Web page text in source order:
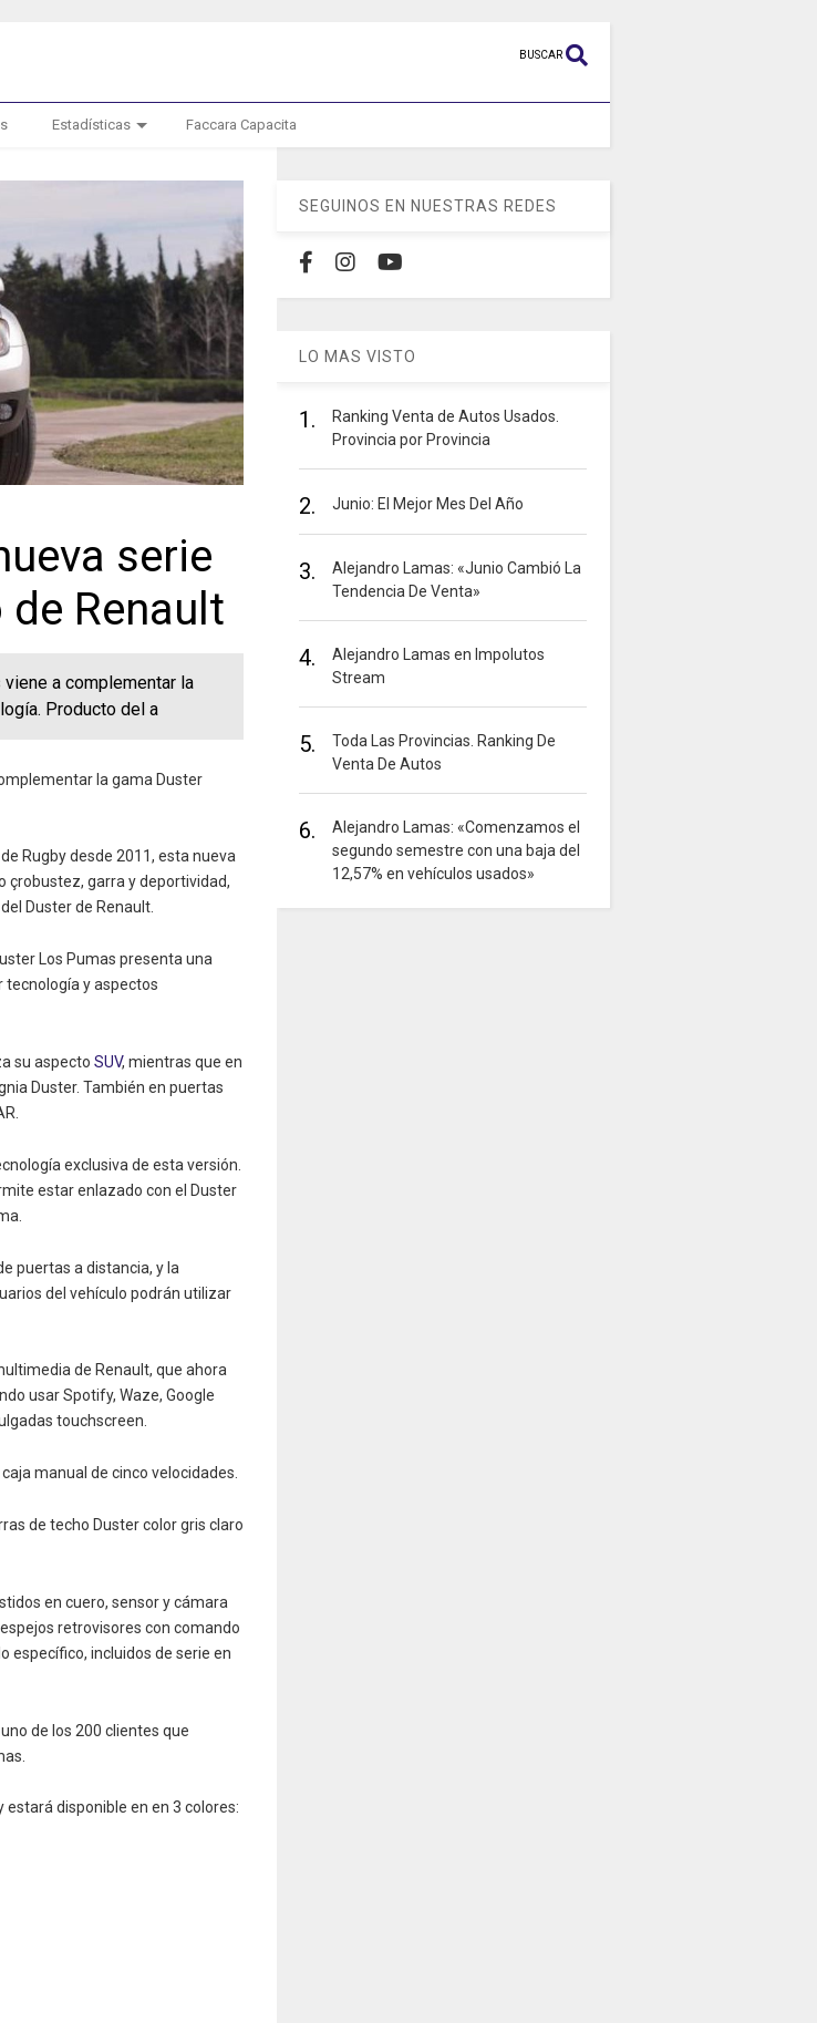
BUSCAR
Estadísticas Faccara Capacita
serie
de Renault
a complementar la
Producto del a
la gama Duster
Rugby desde 2011, esta nueva
çrobustez, garra y deportividad,
Duster de Renault.
Los Pumas presenta una
tecnología y aspectos
su aspecto SUV, mientras que en
Duster. También en puertas
exclusiva de esta versión.
estar enlazado con el Duster
puertas a distancia, y la
del vehículo podrán utilizar
de Renault, que ahora
usar Spotify, Waze, Google
touchscreen.
manual de cinco velocidades.
de techo Duster color gris claro
en cuero, sensor y cámara
retrovisores con comando
específico, incluidos de serie en
de los 200 clientes que
estará disponible en en 3 colores:
SEGUINOS EN NUESTRAS REDES
LO MAS VISTO
1.
Ranking Venta de Autos Usados.
Provincia por Provincia
2. Junio: El Mejor Mes Del Año
3.
Alejandro Lamas: «Junio Cambió La
Tendencia De Venta»
4.
Alejandro Lamas en Impolutos
Stream
5.
Toda Las Provincias. Ranking De
Venta De Autos
6.
Alejandro Lamas: «Comenzamos el
segundo semestre con una baja del
12,57% en vehículos usados»